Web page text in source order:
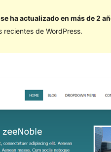
ha actualizado en más de 2
recientes de WordPress.